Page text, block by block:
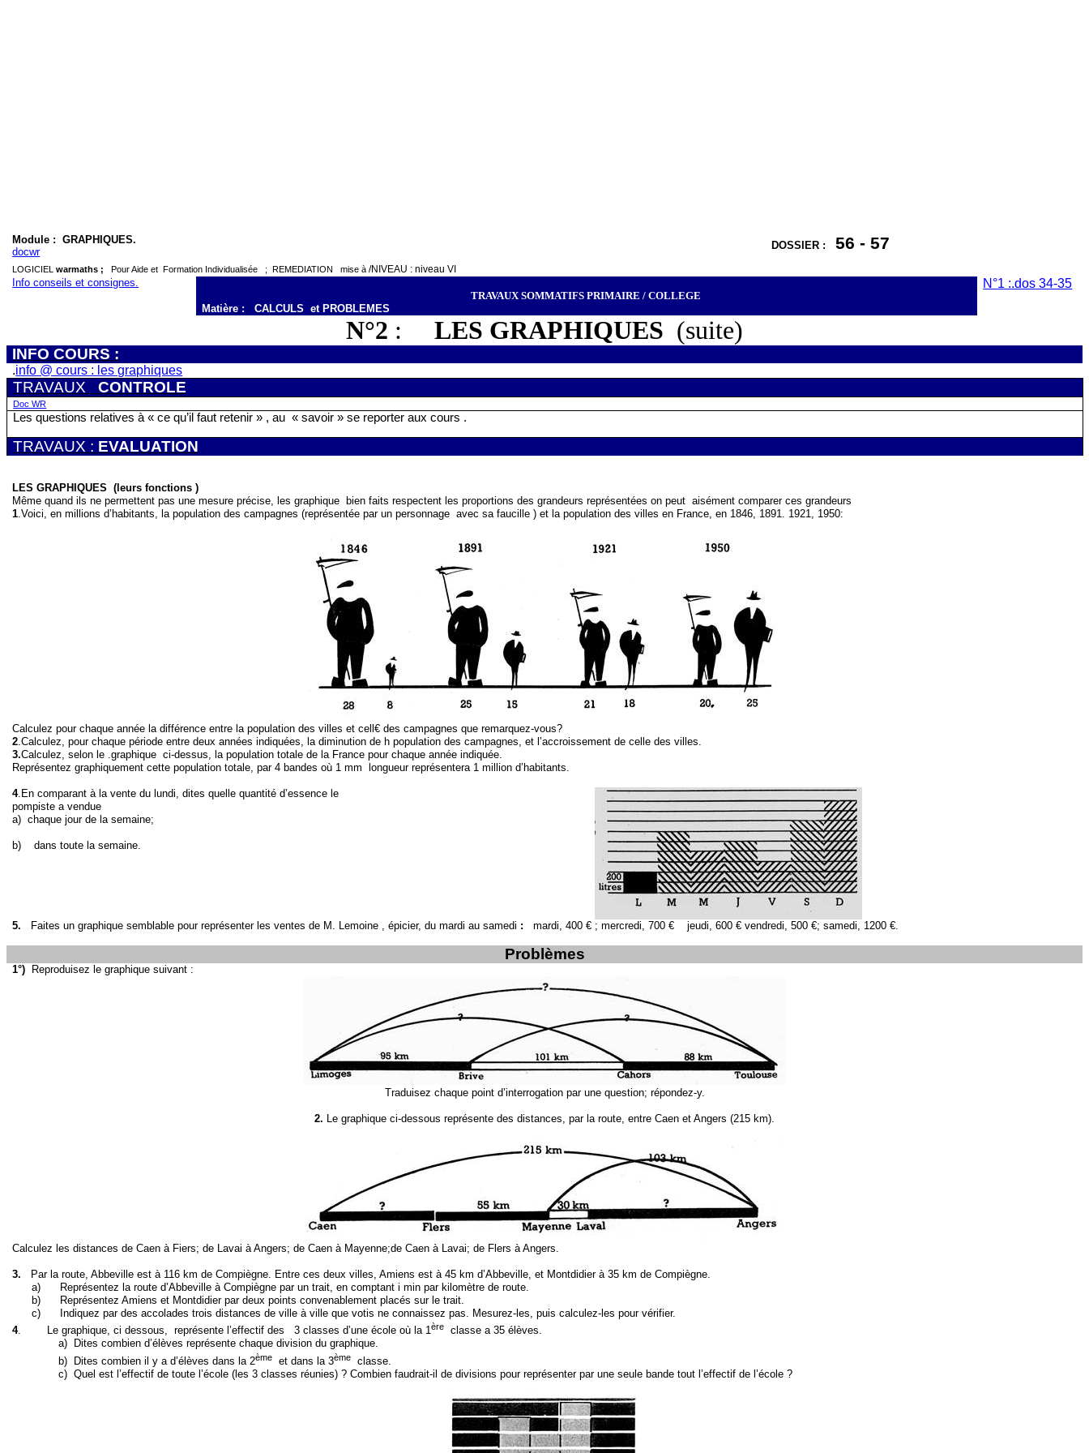
Module :
GRAPHIQUES.
docwr
DOSSIER : 56 - 57
LOGICIEL warmaths ; Pour Aide et Formation Individualisée ; REMEDIATION mise à/NIVEAU : niveau VI
Info conseils et consignes.
TRAVAUX SOMMATIFS PRIMAIRE / COLLEGE
Matière :
CALCULS et PROBLEMES
N°1 :.dos 34-35
N°2 : LES GRAPHIQUES (suite)
INFO COURS :
.info @ cours : les graphiques
TRAVAUX CONTROLE
Doc WR
Les questions relatives à « ce qu’il faut retenir » , au « savoir » se reporter aux cours .
TRAVAUX : EVALUATION
LES GRAPHIQUES
(leurs fonctions )
Même quand ils ne permettent pas une mesure précise, les graphique
bien faits respectent les proportions des grandeurs représentées on peut aisément comparer ces grandeurs
1.Voici, en millions d’habitants, la population des campagnes (représentée par un personnage avec sa faucille ) et la population des villes en France, en 1846, 1891. 1921, 1950:
Calculez pour chaque année la différence entre la population des villes et cell€ des campagnes que remarquez-vous?
2.Calculez, pour chaque période entre deux années indiquées, la diminution de h population des campagnes, et l’accroissement de celle des villes.
3.Calculez, selon le .graphique ci-dessus, la population totale de la France pour chaque année indiquée.
Représentez graphiquement cette population totale, par 4 bandes où 1 mm
longueur représentera 1 million d’habitants.
4.En comparant à la vente du lundi, dites quelle quantité d’essence le
pompiste a vendue
a) chaque jour de la semaine;
b) dans toute la semaine.
5. Faites un graphique semblable pour représenter les ventes de M. Lemoine , épicier, du mardi au samedi : mardi, 400 € ; mercredi, 700 € jeudi, 600 € vendredi, 500 €; samedi, 1200 €.
Problèmes
1°) Reproduisez le graphique suivant :
Traduisez chaque point d’interrogation par une question; répondez-y.
2. Le graphique ci-dessous représente des distances, par la route, entre Caen et Angers (215 km).
Calculez les distances de Caen à Fiers; de Lavai à Angers; de Caen à Mayenne;de Caen à Lavai; de Flers à Angers.
3.
Par la route, Abbeville est à 116 km de Compiègne. Entre ces deux villes, Amiens est à 45 km d’Abbeville, et Montdidier à 35 km de Compiègne.
a)
Représentez la route d’Abbeville à Compiègne par un trait, en comptant i min par kilomètre de route.
b)
Représentez Amiens et Montdidier par deux points convenablement placés sur le trait.
c)
Indiquez par des accolades trois distances de ville à ville que votis ne connaissez pas. Mesurez-les, puis calculez-les pour vérifier.
4. Le graphique, ci dessous, représente l’effectif des 3 classes d’une école où la 1ère
classe a 35 élèves.
a)
Dites combien d’élèves représente chaque division du graphique.
b)
Dites combien il y a d’élèves dans la 2ème et dans la 3ème
classe.
c) Quel est l’effectif de toute l’école (les 3 classes réunies) ? Combien faudrait-il de divisions pour représenter par une seule bande tout l’effectif de l’école ?